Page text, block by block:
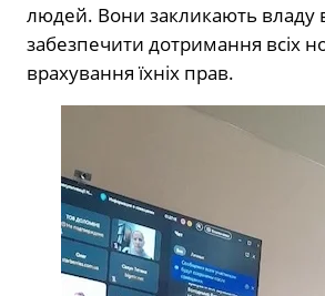
людей. Вони закликають владу
забезпечити дотримання всіх
врахування їхніх прав.